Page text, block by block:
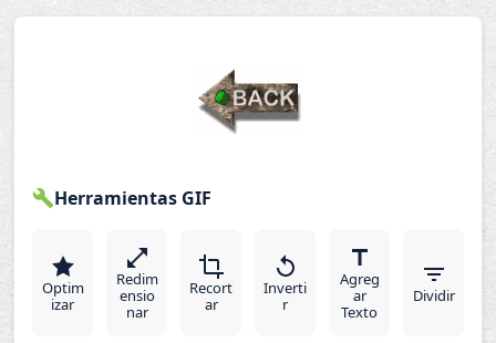
Herramientas GIF
Optim
izar
Redim
ensio
nar
Recort
ar
Inverti
r
Agreg
ar
Texto
Dividir